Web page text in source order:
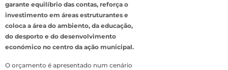
garante equilíbrio das contas, reforça o
investimento em áreas estruturantes e
coloca a área do ambiento, da educação,
do desporto e do desenvolvimento
económico no centro da ação municipal.
O orçamento é apresentado num cenário